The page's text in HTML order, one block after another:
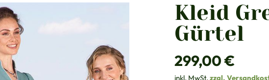
Kleid
Gürtel
Regulärer Preis:
299,00 €
inkl. MwSt. zzgl.